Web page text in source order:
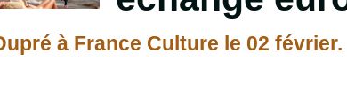
à France Culture le 02 février.